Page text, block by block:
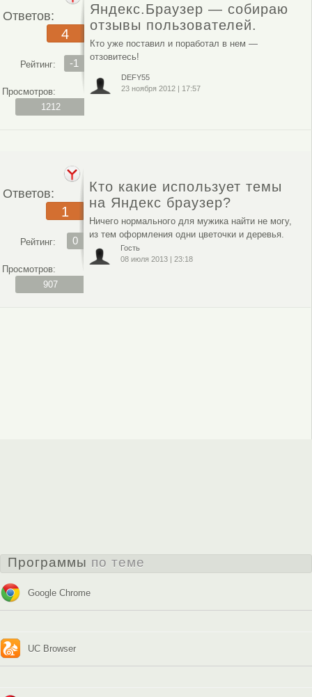
Ответов:
4
Рейтинг: -1
Просмотров:
1212
Яндекс.Браузер — собираю
отзывы пользователей.
Кто уже поставил и поработал в нем —
отзовитесь!
DEFY55
23 ноября 2012| 17:57
Ответов:
1
Рейтинг: 0
Просмотров:
907
Кто какие использует темы
на Яндекс браузер?
Ничего нормального для мужика найти не могу,
из тем оформления одни цветочки и деревья.
Гость
08 июля 2013 |23:18
Программы по теме
Google Chrome
UC Browser